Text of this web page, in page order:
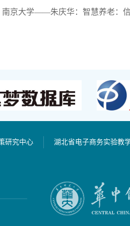
南京大学——朱庆华：智慧养老：
研究中心 湖北省电子商务实验教